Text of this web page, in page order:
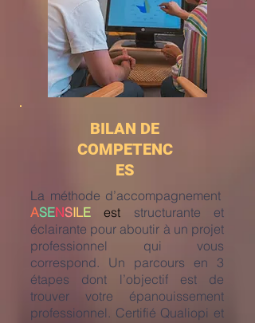
BILAN DE
COMPETENC
ES
La méthode d’accompagnement
ASENSILE est
structurante et
éclairante pour aboutir à un projet
professionnel qui vous
correspond. Un parcours en 3
étapes dont l’objectif est de
trouver votre épanouissement
professionnel. Certifié Qualiopi et